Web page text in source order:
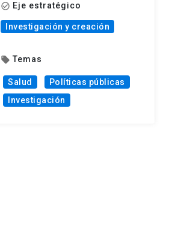
check_circle_outline Eje estratégico
Investigación y creación
local_offer Temas
Salud
Políticas públicas
Investigación